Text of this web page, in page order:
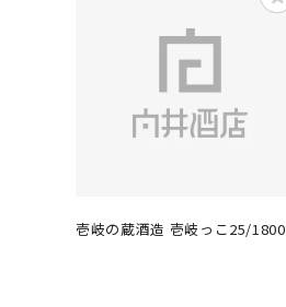
壱岐の蔵酒造 壱岐っこ25/1800